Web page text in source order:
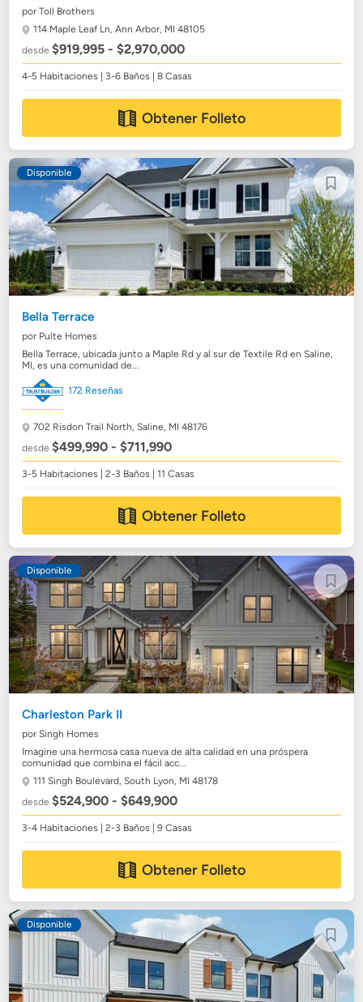
por Toll Brothers
114 Maple Leaf Ln,Ann Arbor, MI 48105
desde$919,995 - $2,970,000
4-5 Habitaciones | 3-6 Baños | 8 Casas
Obtener Folleto
Disponible
Bella Terrace
por Pulte Homes
Bella Terrace, ubicada junto a Maple Rd y al sur de Textile Rd en Saline,
MI, es una comunidad de...
172 Reseñas
702 Risdon Trail North,Saline, MI 48176
desde$499,990 - $711,990
3-5 Habitaciones | 2-3 Baños | 11 Casas
Obtener Folleto
Disponible
Charleston Park II
por Singh Homes
Imagine una hermosa casa nueva de alta calidad en una próspera
comunidad que combina el fácil acc...
111 Singh Boulevard,South Lyon, MI 48178
desde$524,900 - $649,900
3-4 Habitaciones | 2-3 Baños | 9 Casas
Obtener Folleto
Disponible